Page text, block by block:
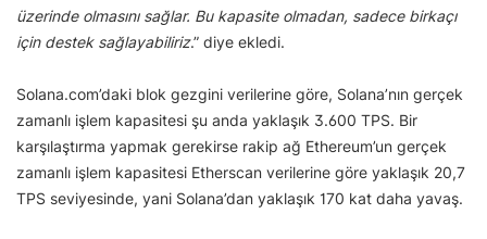
üzerinde olmasını sağlar. Bu kapasite olmadan, sadece birkaçı
için destek sağlayabiliriz.” diye ekledi.
Solana.com’daki blok gezgini verilerine göre, Solana’nın gerçek
zamanlı işlem kapasitesi şu anda yaklaşık 3.600 TPS. Bir
karşılaştırma yapmak gerekirse rakip ağ Ethereum’un gerçek
zamanlı işlem kapasitesi Etherscan verilerine göre yaklaşık 20,7
TPS seviyesinde, yani Solana’dan yaklaşık 170 kat daha yavaş.